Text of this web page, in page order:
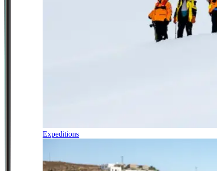
Expeditions